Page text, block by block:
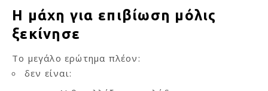
Η μάχη για επιβίωση μόλις
ξεκίνησε
Το μεγάλο ερώτημα πλέον:
δεν είναι: